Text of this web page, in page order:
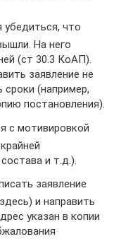
убедиться, что
На него
(ст 30.3 КоАП).
заявление не
(например,
постановления).
с мотивировкой
и т.д.).
заявление
и направить
указан в копии